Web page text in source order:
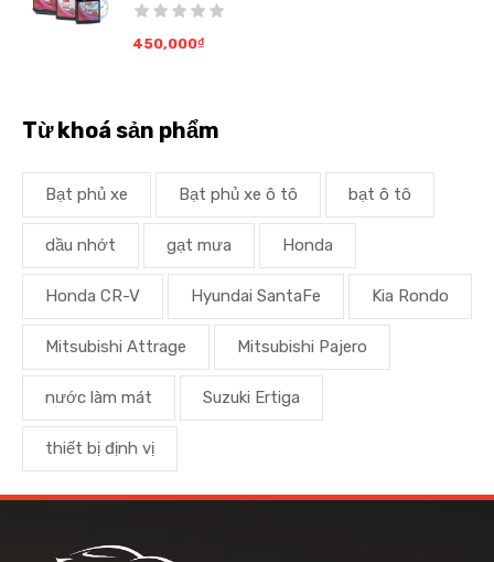
450,000₫
Từ khoá sản phẩm
Bạt phủ xe Bạt phủ xe ô tô bạt ô tô
dầu nhớt gạt mưa Honda
Honda CR-V Hyundai SantaFe Kia Rondo
Mitsubishi Attrage Mitsubishi Pajero
nước làm mát Suzuki Ertiga
thiết bị định vị